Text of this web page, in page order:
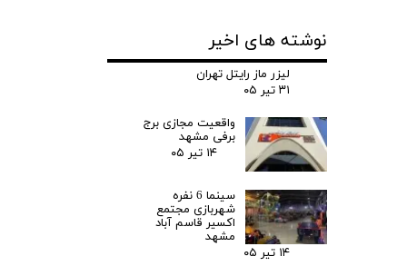
نوشته های اخیر
لیزر ماز رایتل تهران
۳۱ تیر ۰۵
واقعیت مجازی برج
برفی مشهد
۱۴ تیر ۰۵
سینما 6 نفره
شهربازی مجتمع
اکسیر قاسم آباد
مشهد
۱۴ تیر ۰۵